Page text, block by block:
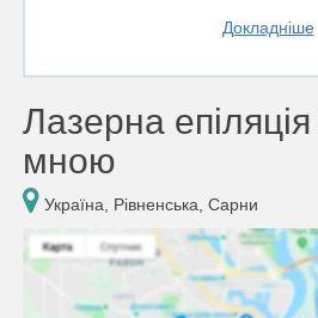
Докладніше
Лазерна епіляція
мною
Україна, Рівненська, Сарни